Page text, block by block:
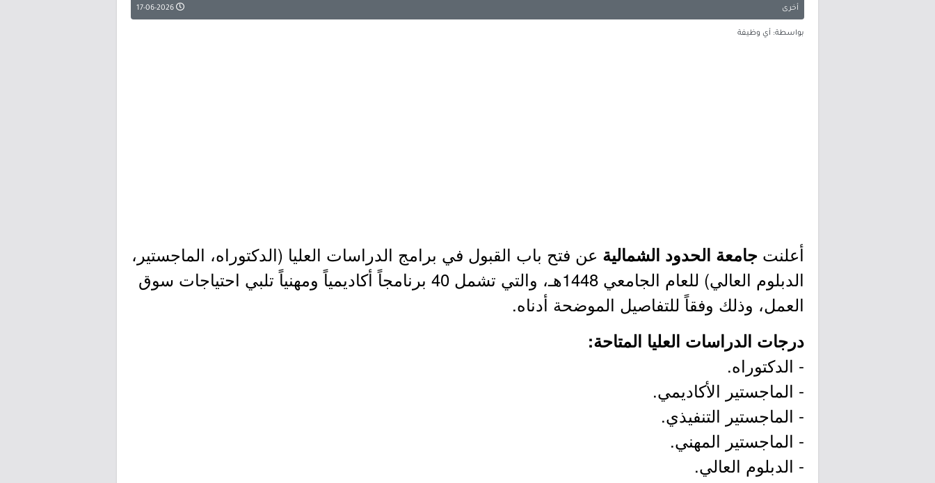
أخرى
بواسطة: أي وظيفة
أعلنت جامعة الحدود الشمالية عن فتح باب القبول في برامج الدراسات العليا (الدكتوراه، الماجستير،
الدبلوم العالي) للعام الجامعي 1448هـ، والتي تشمل 40 برنامجاً أكاديمياً ومهنياً تلبي احتياجات سوق
العمل، وذلك وفقاً للتفاصيل الموضحة أدناه.
درجات الدراسات العليا المتاحة:
- الدكتوراه.
- الماجستير الأكاديمي.
- الماجستير التنفيذي.
- الماجستير المهني.
- الدبلوم العالي.